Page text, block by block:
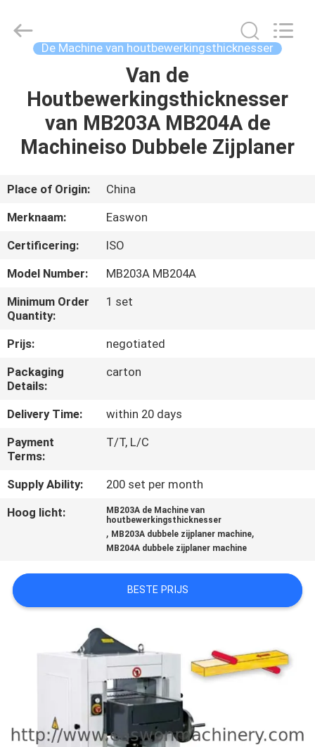
PRODUCTEN
ONS
KWALITEITSCONTROLE
CONTACTEER
ONS
NIEUWS
VERZOEK
OM EEN
CITAAT
PRIVACY
POLICY
Export
De Machine van houtbewerkingsthicknesser
Van de
Houtbewerkingsthicknesser
van MB203A MB204A de
Machineiso Dubbele Zijplaner
Place of Origin:
China
Merknaam:
Easwon
Certificering:
ISO
Model Number:
MB203A MB204A
Minimum Order
Quantity:
1 set
Prijs:
negotiated
Packaging
Details:
carton
Delivery Time:
within 20 days
Payment
Terms:
T/T, L/C
Supply Ability:
200 set per month
Hoog licht:
MB203A de Machine van
houtbewerkingsthicknesser
, MB203A dubbele zijplaner machine,
MB204A dubbele zijplaner machine
BESTE PRIJS